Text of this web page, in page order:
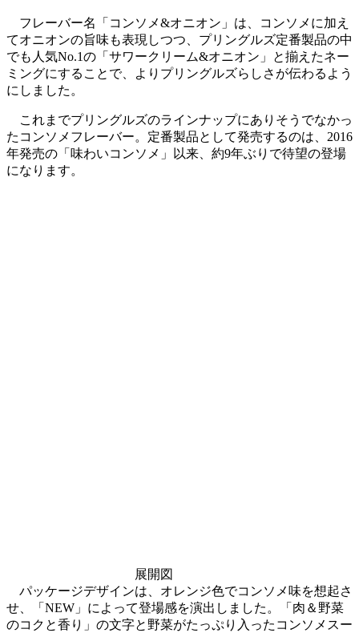
フレーバー名「コンソメ&オニオン」は、コンソメに加え
てオニオンの旨味も表現しつつ、プリングルズ定番製品の中
でも人気No.1の「サワークリーム&オニオン」と揃えたネー
ミングにすることで、よりプリングルズらしさが伝わるよう
にしました。
これまでプリングルズのラインナップにありそうでなかっ
たコンソメフレーバー。定番製品として発売するのは、2016
年発売の「味わいコンソメ」以来、約9年ぶりで待望の登場
になります。
展開図
パッケージデザインは、オレンジ色でコンソメ味を想起さ
せ、「NEW」によって登場感を演出しました。「肉＆野菜
のコクと香り」の文字と野菜がたっぷり入ったコンソメスー